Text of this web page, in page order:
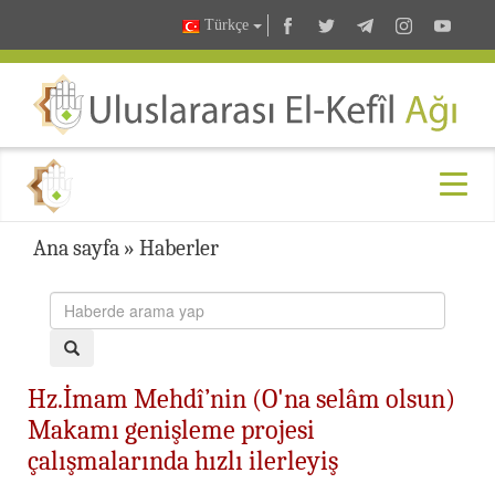
Türkçe
Ana sayfa » Haberler
Hz.İmam Mehdî’nin (O'na selâm olsun)
Makamı genişleme projesi
çalışmalarında hızlı ilerleyiş